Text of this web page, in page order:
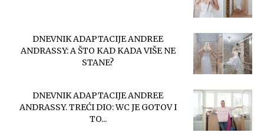
DNEVNIK ADAPTACIJE ANDREE
ANDRASSY: A ŠTO KAD KADA VIŠE NE
STANE?
DNEVNIK ADAPTACIJE ANDREE
ANDRASSY. TREĆI DIO: WC JE GOTOV I
TO...